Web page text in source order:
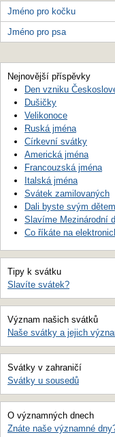
Jméno pro kočku
Jméno pro psa
Nejnovější příspěvky
Den vzniku
Dušičky
Velikonoce
Ruská jména
Církevní svátky
Americká jména
Francouzská jména
Italská jména
Svátek zamilovaných
Dali byste svým
Slavíme Mezinárodní
Co říkáte na
Tipy k svátku
Slavíte svátek?
Význam našich svátků
Naše svátky a jejich
Svátky v zahraničí
Svátky u sousedů
O významných dnech
Znáte naše významné